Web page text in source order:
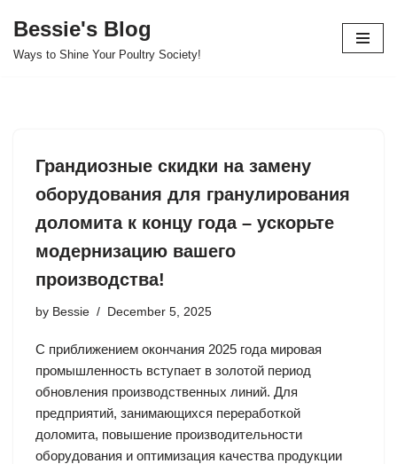
Skip
Bessie's Blog
Ways to Shine Your Poultry Society!
Грандиозные скидки на замену
оборудования для гранулирования
доломита к концу года – ускорьте
модернизацию вашего
производства!
by Bessie December 5, 2025
С приближением окончания 2025 года мировая
промышленность вступает в золотой период
обновления производственных линий. Для
предприятий, занимающихся переработкой
доломита, повышение производительности
оборудования и оптимизация качества продукции